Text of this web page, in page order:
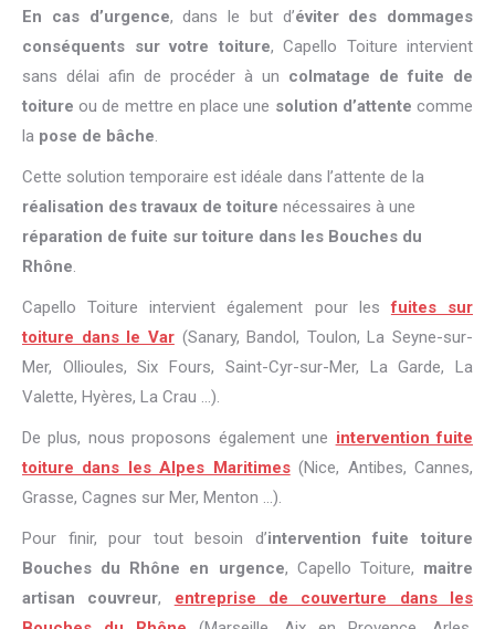
En cas d’urgence, dans le but d’éviter des dommages
conséquents sur votre toiture, Capello Toiture intervient
sans délai afin de procéder à un colmatage de fuite de
toiture ou de mettre en place une solution d’attente comme
la pose de bâche.
Cette solution temporaire est idéale dans l’attente de la
réalisation des travaux de toiture nécessaires à une
réparation de fuite sur toiture dans les Bouches du
Rhône.
Capello Toiture intervient également pour lesfuites sur
toiture dans le Var(Sanary, Bandol, Toulon, La Seyne-sur-
Mer, Ollioules, Six Fours, Saint-Cyr-sur-Mer, La Garde, La
Valette, Hyères, La Crau ...).
De plus, nous proposons également une intervention fuite
toiture dans les Alpes Maritimes(Nice, Antibes, Cannes,
Grasse, Cagnes sur Mer, Menton ...).
Pour finir, pour tout besoin d’intervention fuite toiture
Bouches du Rhône en urgence, Capello Toiture, maitre
artisan couvreur, entreprise de couverture dans les